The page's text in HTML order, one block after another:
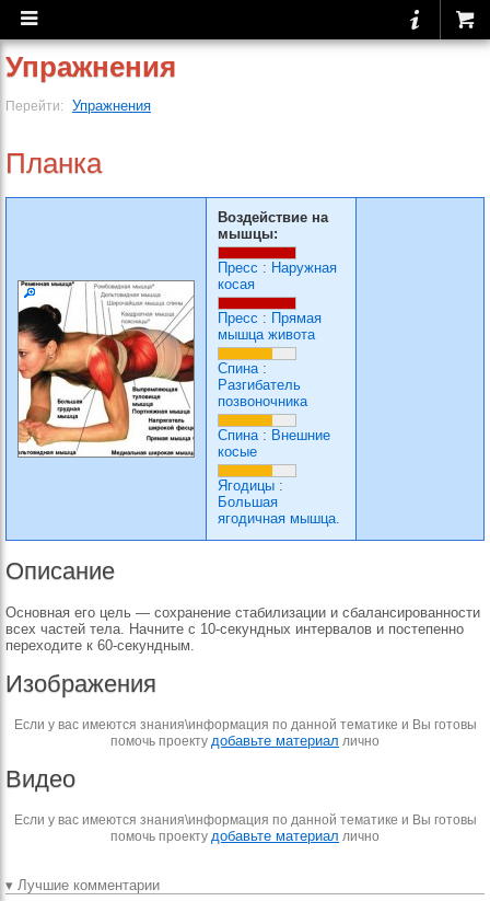
Упражнения
Перейти: Упражнения
Планка
Воздействие на
мышцы:
Пресс : Наружная
косая
Пресс : Прямая
мышца живота
Спина:
Разгибатель
позвоночника
Спина: Внешние
косые
Ягодицы :
Большая
ягодичная мышца.
Описание
Основная его цель — сохранение стабилизации и сбалансированности
всех частей тела. Начните с 10-секундных интервалов и постепенно
переходите к 60-секундным.
Изображения
Если у вас имеются знания\информация по данной тематике и Вы готовы
помочь проекту добавьте материал лично
Видео
Если у вас имеются знания\информация по данной тематике и Вы готовы
помочь проекту добавьте материал лично
▾ Лучшие комментарии